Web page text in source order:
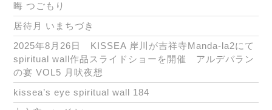
晦 つごもり
居待月 いまちづき
2025年8月26日 KISSEA 岸川が吉祥寺Manda-la2にて
spiritual wall作品スライドショーを開催 アルデバラン
の宴 VOL5 月吠夜想
kissea’s eye spiritual wall 184